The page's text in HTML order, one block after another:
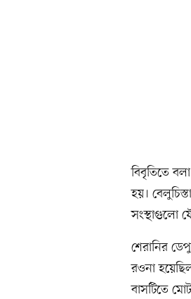
বিবৃতিতে
হয়।
সংস্থাগুলো
শেরানির
রওনা
বাসটিতে